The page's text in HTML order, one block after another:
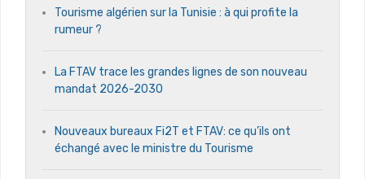
Tourisme algérien sur la Tunisie : à qui profite la
rumeur ?
La FTAV trace les grandes lignes de son nouveau
mandat 2026-2030
Nouveaux bureaux Fi2T et FTAV: ce qu’ils ont
échangé avec le ministre du Tourisme